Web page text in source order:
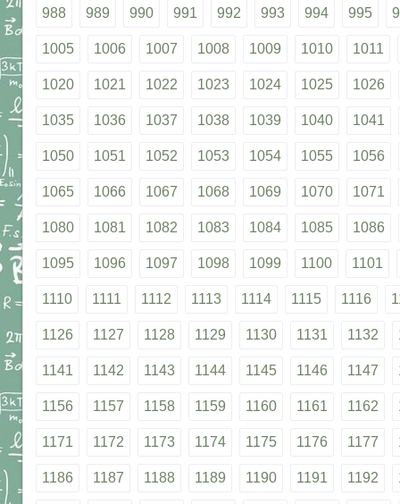
988 989 990 991 992 993 994 995
1005 1006 1007 1008 1009 1010 1011
1020 1021 1022 1023 1024 1025 1026
1035 1036 1037 1038 1039 1040 1041
1050 1051 1052 1053 1054 1055 1056
1065 1066 1067 1068 1069 1070 1071
1080 1081 1082 1083 1084 1085 1086
1095 1096 1097 1098 1099 1100 1101
1110 1111 1112 1113 1114 1115 1116
1126 1127 1128 1129 1130 1131 1132
1141 1142 1143 1144 1145 1146 1147
1156 1157 1158 1159 1160 1161 1162
1171 1172 1173 1174 1175 1176 1177
1186 1187 1188 1189 1190 1191 1192